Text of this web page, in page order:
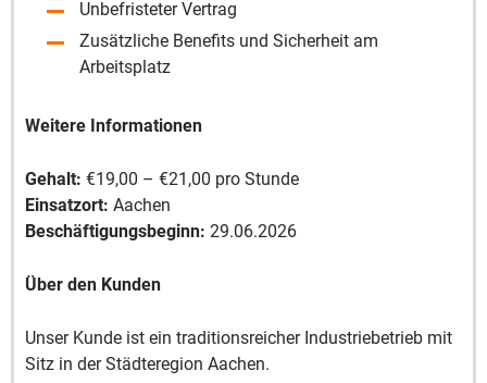
Unbefristeter Vertrag
Zusätzliche Benefits und Sicherheit am
Arbeitsplatz
Weitere Informationen
Gehalt: €19,00 – €21,00 pro Stunde
Einsatzort: Aachen
Beschäftigungsbeginn: 29.06.2026
Über den Kunden
Unser Kunde ist ein traditionsreicher Industriebetrieb mit
Sitz in der Städteregion Aachen.